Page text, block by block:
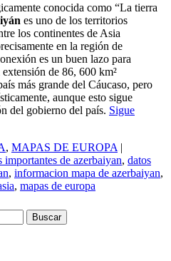
conocida como “La tierra
es uno de los territorios
los continentes de Asia
en la región de
es un buen lazo para
de 86, 600 km²
más grande del Cáucaso, pero
aunque esto sigue
del gobierno del país. Sigue
, MAPAS DE EUROPA |
importantes de azerbaiyan, datos
, informacion mapa de azerbaiyan,
, mapas de europa